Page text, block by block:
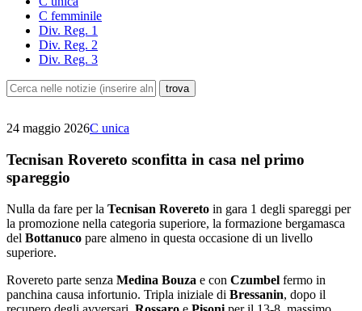
C femminile
Div. Reg. 1
Div. Reg. 2
Div. Reg. 3
24 maggio 2026C unica
Tecnisan Rovereto sconfitta in casa nel primo
spareggio
Nulla da fare per la Tecnisan Rovereto in gara 1 degli spareggi per
la promozione nella categoria superiore, la formazione bergamasca
del Bottanuco pare almeno in questa occasione di un livello
superiore.
Rovereto parte senza Medina Bouza e con Czumbel fermo in
panchina causa infortunio. Tripla iniziale di Bressanin, dopo il